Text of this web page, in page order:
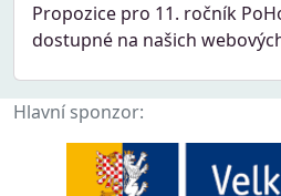
Propozice pro 11. ročník
dostupné na našich
Hlavní sponzor: